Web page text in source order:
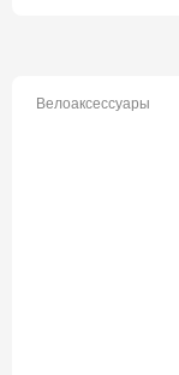
Велоаксессуары